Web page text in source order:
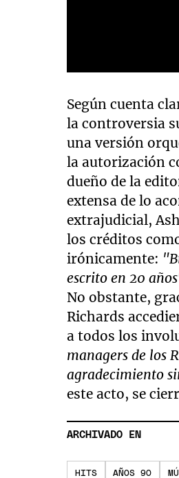
of
2
minutes,
45
secondsVolume
90%
Según cuenta
la controversia
una versión
la autorización
dueño de la
extensa de lo
extrajudicial,
los créditos
irónicamente:
escrito en 20
No obstante,
Richards
a todos los
managers de los
agradecimiento
este acto, se
ARCHIVADO EN
HITS AÑOS 90